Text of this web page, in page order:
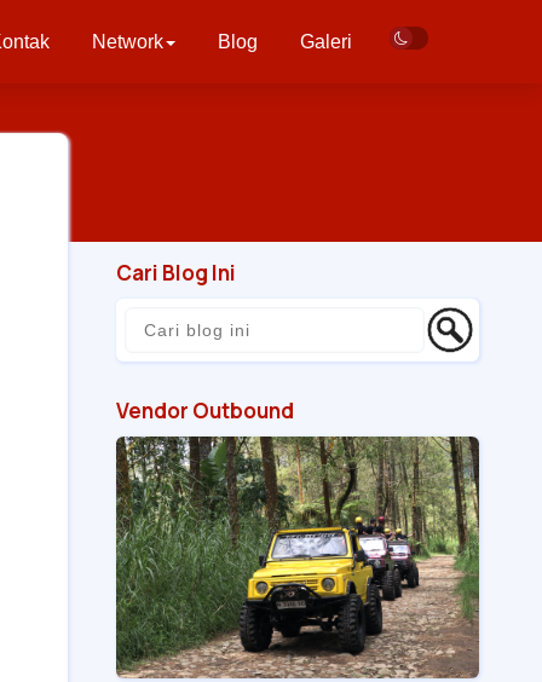
Network Blog Galeri
Cari Blog Ini
Vendor Outbound